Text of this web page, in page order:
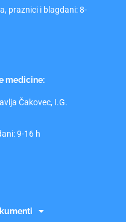
praznici i blagdani: 8-
medicine:
Čakovec, I.G.
9-16 h